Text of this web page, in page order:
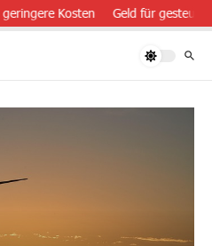
Kosten Geld für